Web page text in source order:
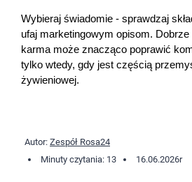
Wybieraj świadomie - sprawdzaj
ufaj marketingowym opisom.
karma może znacząco poprawić
tylko wtedy, gdy jest częścią
żywieniowej.
Autor: Zespół Rosa24
Minuty czytania: 13
16.06.2026r